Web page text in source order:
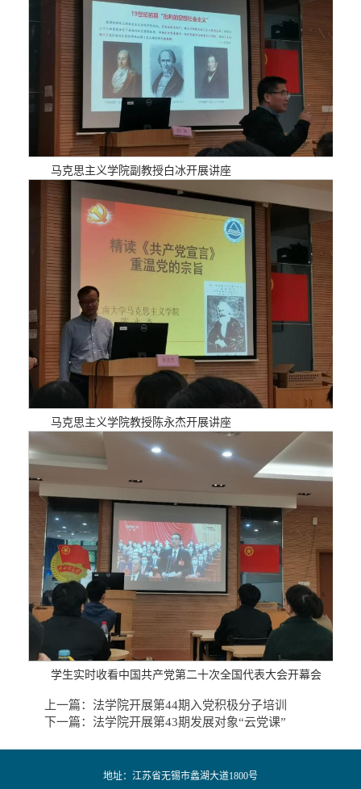
马克思主义学院副教授白冰开展讲座
马克思主义学院教授陈永杰开展讲座
学生实时收看中国共产党第二十次全国代表大会开幕会
上一篇： 法学院开展第44期入党积极分子培训
下一篇： 法学院开展第43期发展对象“云党课”
地址：江苏省无锡市蠡湖大道1800号